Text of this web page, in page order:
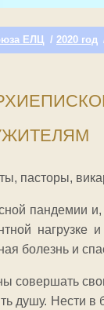
ЕЛЦ / 2020 год
пасторы,
пандемии
нагрузке
болезнь и
совершать
душу. Нести